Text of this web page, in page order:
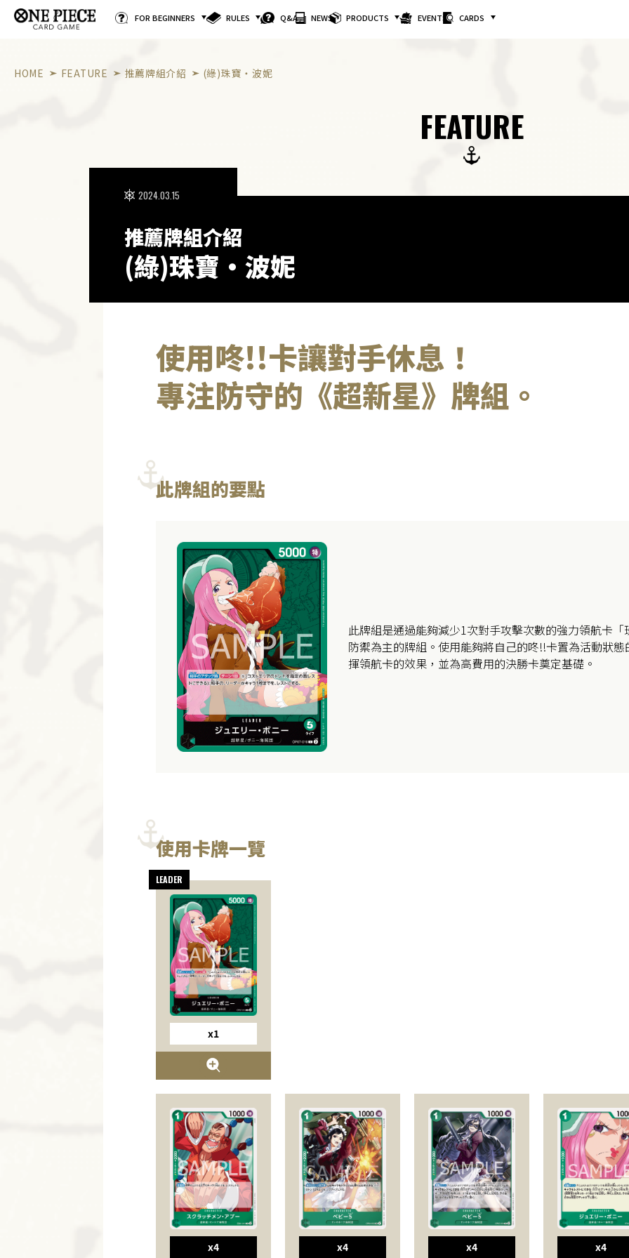
FOR BEGINNERS RULES Q&A NEWS PRODUCTS EVENTS CARDS
HOME FEATURE 推薦牌組介紹 (綠)珠寶・波妮
FEATURE
推薦牌組介紹
(綠)珠寶・波妮
2024.03.15
使用咚!!卡讓對手休息！
專注防守的《超新星》牌組。
此牌組的要點
此牌組是通過能夠減少1次對手攻擊次數的強力領航卡
防禦為主的牌組。使用能夠將自己的咚!!卡置為活動狀
揮領航卡的效果，並為高費用的決勝卡奠定基礎。
使用卡牌一覽
x1
x4 x4 x4 x4